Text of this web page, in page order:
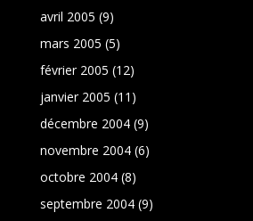
avril 2005 (9)
mars 2005 (5)
février 2005 (12)
janvier 2005 (11)
décembre 2004(9)
novembre 2004(6)
octobre 2004(8)
septembre 2004(9)